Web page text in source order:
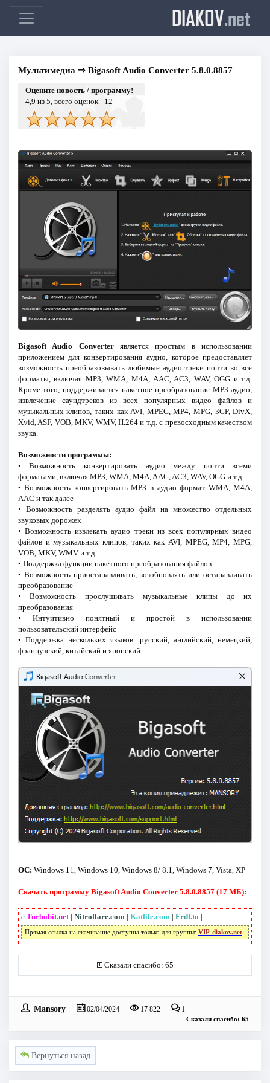
DIAKOV.net
Мультимедиа ⇒ Bigasoft Audio Converter 5.8.0.8857
Оцените новость / программу!
4,9 из 5, всего оценок - 12
Bigasoft Audio Converterявляется простым в использовании
приложением для конвертирования аудио, которое предоставляет
возможность преобразовывать любимые аудио треки почти во все
форматы, включая MP3, WMA, M4A, AAC, AC3, WAV, OGG и т.д.
Кроме того, поддерживается пакетное преобразование MP3 аудио,
извлечение саундтреков из всех популярных видео файлов и
музыкальных клипов, таких как AVI, MPEG, MP4, MPG, 3GP, DivX,
Xvid, ASF, VOB, MKV, WMV, H.264 и т.д. с превосходным качеством
звука.
Возможности программы:
• Возможность конвертировать аудио между почти всеми
форматами, включая MP3, WMA, M4A, AAC, AC3, WAV, OGG и т.д.
• Возможность конвертировать MP3 в аудио формат WMA, M4A,
AAC и так далее
• Возможность разделять аудио файл на множество отдельных
звуковых дорожек
• Возможность извлекать аудио треки из всех популярных видео
файлов и музыкальных клипов, таких как AVI, MPEG, MP4, MPG,
VOB, MKV, WMV и т.д.
• Поддержка функции пакетного преобразования файлов
• Возможность приостанавливать, возобновлять или останавливать
преобразование
• Возможность прослушивать музыкальные клипы до их
преобразования
• Интуитивно понятный и простой в использовании
пользовательский интерфейс
• Поддержка нескольких языков: русский, английский, немецкий,
французский, китайский и японский
ОС: Windows 11, Windows 10, Windows 8/ 8.1, Windows 7, Vista, XP
Скачать программу Bigasoft Audio Converter 5.8.0.8857 (17 МБ):
с Turbobit.net| Nitroflare.com | Katfile.com | Frdl.to |
Прямая ссылка на скачивание доступна только для группы: VIP-diakov.net
Сказали спасибо: 65
Mansory 02/04/2024 17 822 1
Сказали спасибо: 65
Вернуться назад